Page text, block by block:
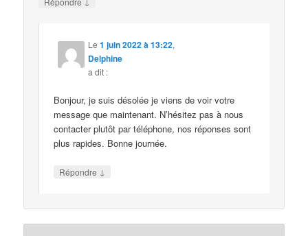
Le1 juin 2022 à 13:22,
Delphine
a dit :
Bonjour, je suis désolée je viens de voir votre
message que maintenant. N’hésitez pas à nous
contacter plutôt par téléphone, nos réponses sont
plus rapides. Bonne journée.
Répondre ↓